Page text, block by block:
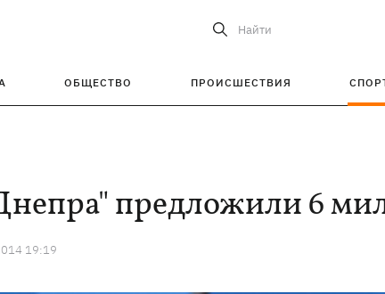
Найти
ОБЩЕСТВО ПРОИСШЕСТВИЯ
предложили 6
19:19